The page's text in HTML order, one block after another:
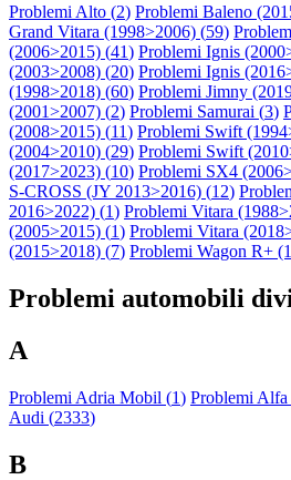
Problemi Alto (2) Problemi Baleno
Grand Vitara (1998>2006) (59)
(2006>2015) (41) Problemi Ignis
(2003>2008) (20) Problemi Ignis
(1998>2018) (60) Problemi Jimny
(2001>2007) (2) Problemi Samurai (3)
(2008>2015) (11) Problemi Swift
(2004>2010) (29) Problemi Swift
(2017>2023) (10) Problemi SX4
S-CROSS (JY 2013>2016) (12)
2016>2022) (1) Problemi Vitara
(2005>2015) (1) Problemi Vitara
(2015>2018) (7) Problemi Wagon R+
Problemi automobili
A
Problemi Adria Mobil (1) Problemi Alfa
Audi (2333)
B